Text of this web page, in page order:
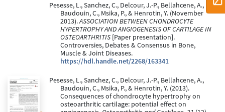
Pesesse, L., Sanchez, C., Delcour, J.-P., Bellahcene, A.,
Baudouin, C., Msika, P., & Henrotin, Y. (November
2013).ASSOCIATION BETWEEN CHONDROCYTE
HYPERTROPHY AND ANGIOGENESIS OF CARTILAGE IN
OSTEOARTHRITIS [Paper presentation].
Controversies, Debates & Consensus in Bone,
Muscle & Joint Diseases.
https://hdl.handle.net/2268/163341
Pesesse, L., Sanchez, C., Delcour, J.-P., Bellahcene, A.,
Baudouin, C., Msika, P., & Henrotin, Y. (2013).
Consequences of chondrocyte hypertrophy on
osteoarthritic cartilage: potential effect on